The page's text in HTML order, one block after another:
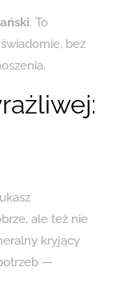
. To
bez
ale też nie
kryjący
—